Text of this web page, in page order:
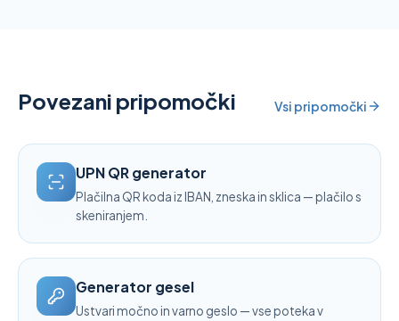
Povezani pripomočki Vsi pripomočki
UPN QR generator
Plačilna QR koda iz IBAN, zneska in sklica — plačilo s
skeniranjem.
Generator gesel
Ustvari močno in varno geslo — vse poteka v